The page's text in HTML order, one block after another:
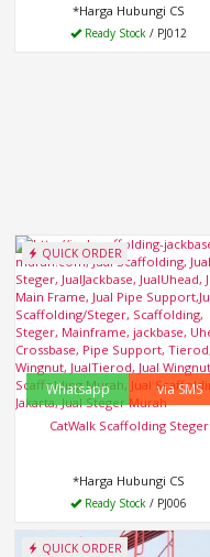
*Harga Hubungi CS
Ready Stock / PJ012
QUICK ORDER
Whatsapp via SMS
CatWalk Scaffolding Steger
*Harga Hubungi CS
Ready Stock / PJ006
QUICK ORDER